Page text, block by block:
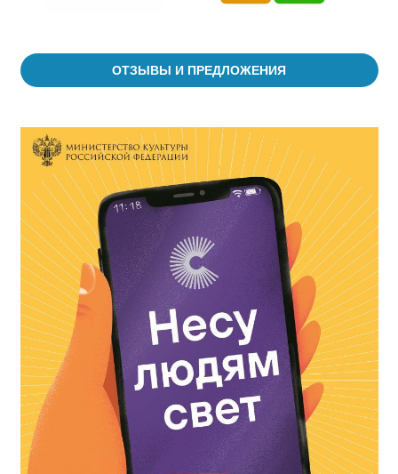
ОТЗЫВЫ И ПРЕДЛОЖЕНИЯ